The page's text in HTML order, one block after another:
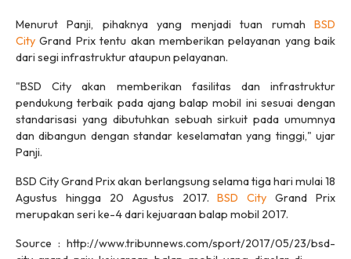
Menurut Panji, pihaknya‎ yang menjadi tuan rumah BSD
City Grand Prix tentu akan memberikan pelayanan yang baik
dari segi infrastruktur ataupun pelayanan.
"‎BSD City akan memberikan fasilitas dan infrastruktur
pendukung‎ terbaik pada ajang balap mobil ini sesuai dengan
standarisasi yang dibutuhkan sebuah sirkuit pada umumnya
dan dibangun dengan standar keselamatan yang tinggi," ujar
Panji.
‎BSD City Grand Prix akan berlangsung selama tiga hari mulai 18
Agustus hingga 20 Agustus 2017.BSD City Grand Prix
merupakan seri ke-4 dari kejuaraan balap mobil 2017.
Source : http://www.tribunnews.com/sport/2017/05/23/bsd-